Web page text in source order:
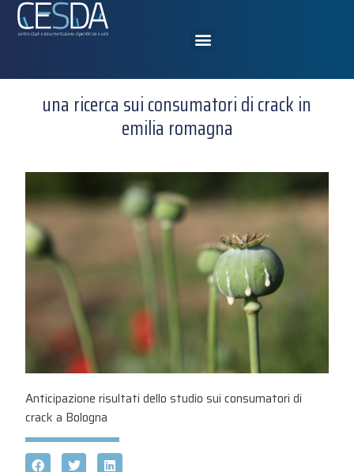
una ricerca sui consumatori di crack in
emilia romagna
Anticipazione risultati dello studio sui consumatori di
crack a Bologna